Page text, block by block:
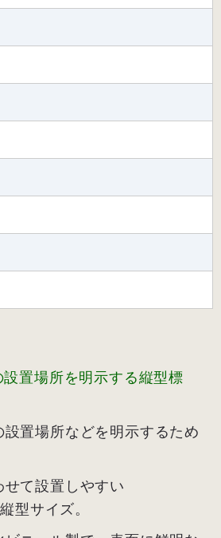
置場所を明示する縦型標
置場所などを明示するため
て設置しやすい
型サイズ。